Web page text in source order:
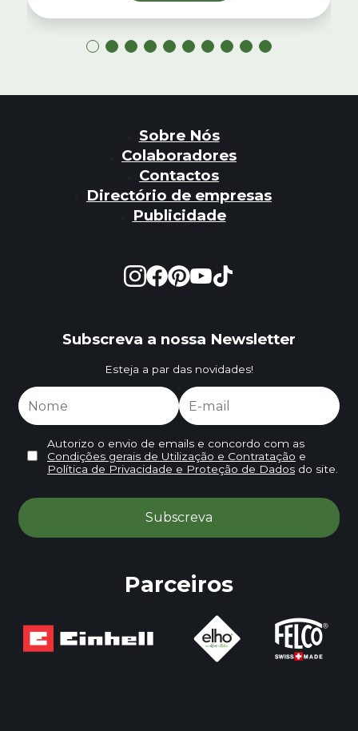
Sobre Nós
Colaboradores
Contactos
Directório de empresas
Publicidade
Subscreva a nossa Newsletter
Esteja a par das novidades!
Autorizo o envio de emails e concordo com as
Condições gerais de Utilização e Contratação e
Política de Privacidade e Proteção de Dadosdo site.
Parceiros